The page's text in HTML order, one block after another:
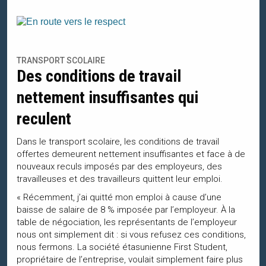
TRANSPORT SCOLAIRE
Des conditions de travail
nettement insuffisantes qui
reculent
Dans le transport scolaire, les conditions de travail
offertes demeurent nettement insuffisantes et face à de
nouveaux reculs imposés par des employeurs, des
travailleuses et des travailleurs quittent leur emploi.
« Récemment, j’ai quitté mon emploi à cause d’une
baisse de salaire de 8 % imposée par l’employeur. À la
table de négociation, les représentants de l’employeur
nous ont simplement dit : si vous refusez ces conditions,
nous fermons. La société étasunienne First Student,
propriétaire de l’entreprise, voulait simplement faire plus